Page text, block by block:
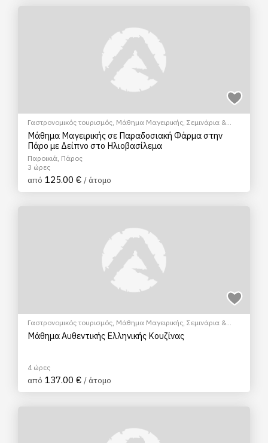
Γαστρονομικός τουρισμός, Μάθημα Μαγειρικής, Σεμινάρια &
Μαθήματα
Μάθημα Μαγειρικής σε Παραδοσιακή Φάρμα στην
Πάρο με Δείπνο στο Ηλιοβασίλεμα
Παροικιά, Πάρος
3 ώρες
από 125.00 € / άτομο
Γαστρονομικός τουρισμός, Μάθημα Μαγειρικής, Σεμινάρια &
Μαθήματα
Μάθημα Αυθεντικής Ελληνικής Κουζίνας
4 ώρες
από 137.00 € / άτομο